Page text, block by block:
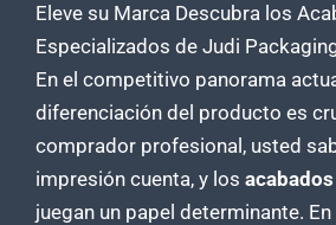
Eleve su Marca Descubra los
Especializados de Judi
En el competitivo panorama
diferenciación del producto es
comprador profesional, usted
impresión cuenta, y los
juegan un papel determinante. En